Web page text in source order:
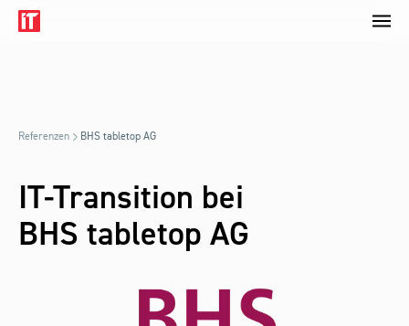
Referenzen BHS tabletop AG
IT-Transition bei
BHS tabletop AG